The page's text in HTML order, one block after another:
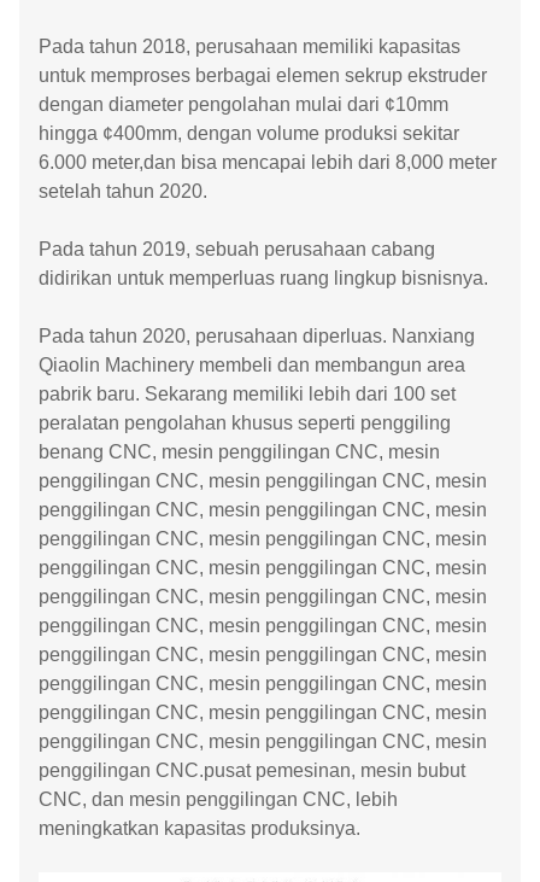
Pada tahun 2018, perusahaan memiliki kapasitas
untuk memproses berbagai elemen sekrup ekstruder
dengan diameter pengolahan mulai dari ¢10mm
hingga ¢400mm, dengan volume produksi sekitar
6.000 meter,dan bisa mencapai lebih dari 8,000 meter
setelah tahun 2020.
Pada tahun 2019, sebuah perusahaan cabang
didirikan untuk memperluas ruang lingkup bisnisnya.
Pada tahun 2020, perusahaan diperluas. Nanxiang
Qiaolin Machinery membeli dan membangun area
pabrik baru. Sekarang memiliki lebih dari 100 set
peralatan pengolahan khusus seperti penggiling
benang CNC, mesin penggilingan CNC, mesin
penggilingan CNC, mesin penggilingan CNC, mesin
penggilingan CNC, mesin penggilingan CNC, mesin
penggilingan CNC, mesin penggilingan CNC, mesin
penggilingan CNC, mesin penggilingan CNC, mesin
penggilingan CNC, mesin penggilingan CNC, mesin
penggilingan CNC, mesin penggilingan CNC, mesin
penggilingan CNC, mesin penggilingan CNC, mesin
penggilingan CNC, mesin penggilingan CNC, mesin
penggilingan CNC, mesin penggilingan CNC, mesin
penggilingan CNC, mesin penggilingan CNC, mesin
penggilingan CNC.pusat pemesinan, mesin bubut
CNC, dan mesin penggilingan CNC, lebih
meningkatkan kapasitas produksinya.